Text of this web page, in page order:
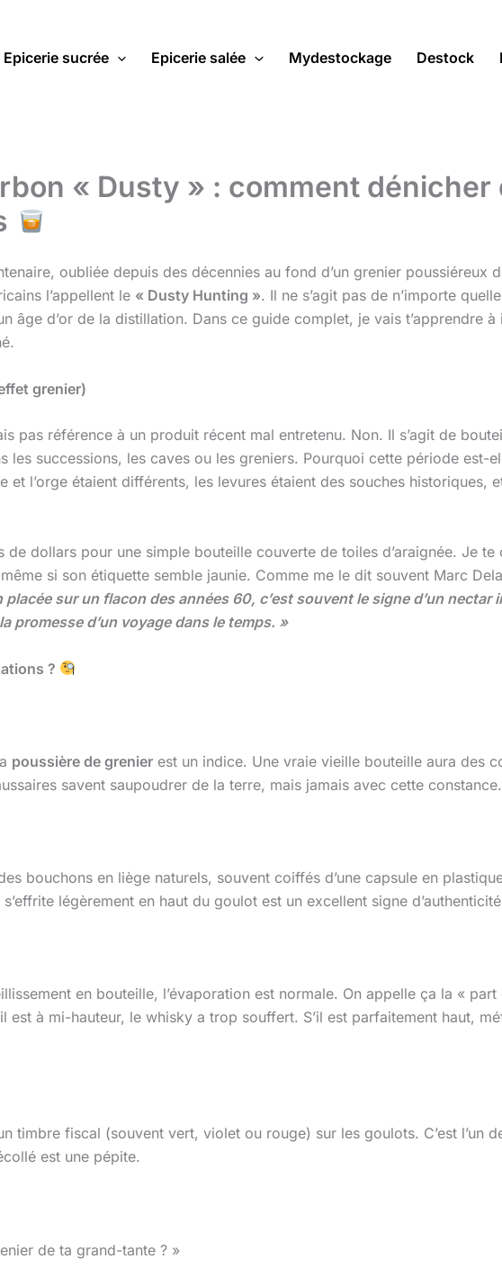
Epicerie sucrée Epicerie salée Mydestockage Destock
« Dusty » : comment dénicher
oubliée depuis des décennies au fond d’un grenier poussiéreux
l’appellent le « Dusty Hunting ». Il ne s’agit pas de n’importe
âge d’or de la distillation. Dans ce guide complet, je vais t’apprendre
grenier)
pas référence à un produit récent mal entretenu. Non. Il s’agit de
les successions, les caves ou les greniers. Pourquoi cette période est-
et l’orge étaient différents, les levures étaient des souches historiques,
dollars pour une simple bouteille couverte de toiles d’araignée. Je
si son étiquette semble jaunie. Comme me le dit souvent Marc
placée sur un flacon des années 60, c’est souvent le signe d’un
promesse d’un voyage dans le temps. »
?
poussière de grenier est un indice. Une vraie vieille bouteille aura des
savent saupoudrer de la terre, mais jamais avec cette constance.
bouchons en liège naturels, souvent coiffés d’une capsule en
légèrement en haut du goulot est un excellent signe
en bouteille, l’évaporation est normale. On appelle ça la « part
est à mi-hauteur, le whisky a trop souffert. S’il est parfaitement haut,
timbre fiscal (souvent vert, violet ou rouge) sur les goulots. C’est l’un
est une pépite.
de ta grand-tante ? »